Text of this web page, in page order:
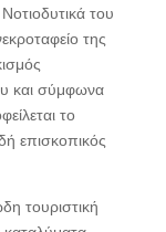
του
της
και σύμφωνα
το
επισκοπικός
τουριστική